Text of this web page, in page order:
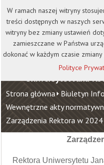
Kontakt
Wirtualna Uczelnia
Uniwersytet Jana
Strona główna Biuletyn
Wewnętrzne akty
Zarządzenia Rektora w
Rektora Uniwersytetu
W ramach naszej witryny
treści dostępnych w naszych
witryny bez zmiany ustawień
zamieszczane w Państwa
dokonać w każdym czasie
Polityce